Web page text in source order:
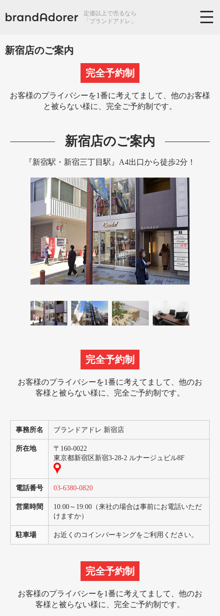
定価以上で売るなら
「ブランドアドレ」
新宿店のご案内
完全予約制
お客様のプライバシーを1番に考えてまして、 他のお客様
と被らない様に、完全ご予約制です。
新宿店のご案内
『新宿駅・新宿三丁目駅』A4出口から徒歩2分！
完全予約制
お客様のプライバシーを1番に考えてまして、 他のお
客様と被らない様に、完全ご予約制です。
事務所名 ブランドアドレ 新宿店
所在地
〒160-0022
東京都新宿区新宿3-28-2 ルナージュビル8F
電話番号 03-6380-0820
営業時間
10:00～19:00（来社の場合は事前にお電話いただ
けますか）
駐車場 お近くのコインパーキングをご利用ください。
完全予約制
お客様のプライバシーを1番に考えてまして、 他のお
客様と被らない様に、完全ご予約制です。